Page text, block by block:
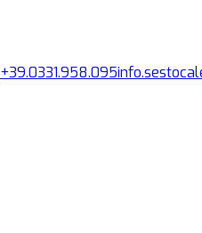
+39.0331.958.095